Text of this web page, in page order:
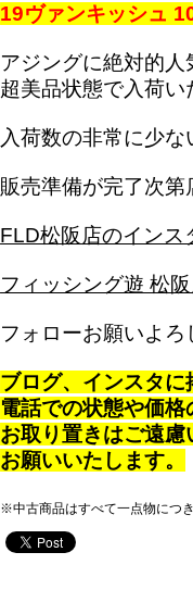
19ヴァンキッシュ
アジングに絶対的
超美品状態で入荷い
入荷数の非常に少な
販売準備が完了次第
FLD松阪店のインス
フィッシング遊 松
フォローお願いよろ
ブログ、インスタ
電話での状態や価格
お取り置きはご遠慮
お願いいたします。
※中古商品はすべて一点物につ